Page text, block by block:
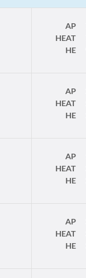
AP
HEAT
HE
AP
HEAT
HE
AP
HEAT
HE
AP
HEAT
HE